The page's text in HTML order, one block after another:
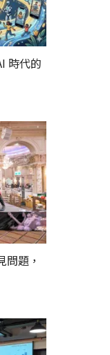
時代的
題，